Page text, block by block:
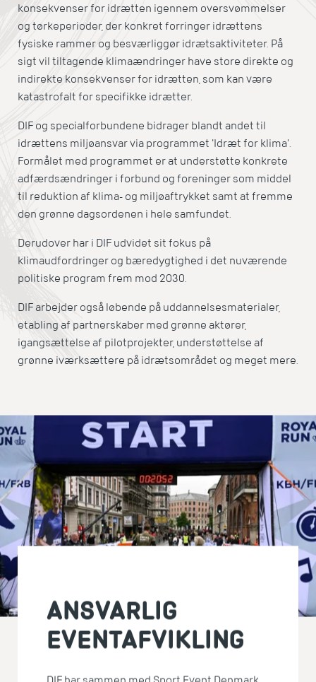
konsekvenser for idrætten igennem oversvømmelser
og tørkeperioder, der konkret forringer idrættens
fysiske rammer og besværliggør idrætsaktiviteter. På
sigt vil tiltagende klimaændringer have store direkte og
indirekte konsekvenser for idrætten, som kan være
katastrofalt for specifikke idrætter.
DIF og specialforbundene bidrager blandt andet til
idrættens miljøansvar via programmet 'Idræt for klima'.
Formålet med programmet er at understøtte konkrete
adfærdsændringer i forbund og foreninger som middel
til reduktion af klima- og miljøaftrykket samt at fremme
den grønne dagsordenen i hele samfundet.
Derudover har i DIF udvidet sit fokus på
klimaudfordringer og bæredygtighed i det nuværende
politiske program frem mod 2030.
DIF arbejder også løbende på uddannelsesmaterialer,
etabling af partnerskaber med grønne aktører,
igangsættelse af pilotprojekter, understøttelse af
grønne iværksættere på idrætsområdet og meget mere.
ANSVARLIG
EVENTAFVIKLING